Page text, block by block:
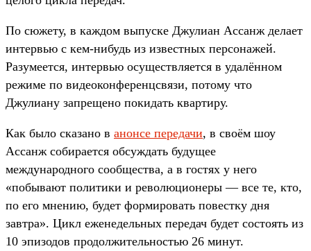
По сюжету, в каждом выпуске Джулиан Ассанж делает
интервью с кем-нибудь из известных персонажей.
Разумеется, интервью осуществляется в удалённом
режиме по видеоконференцсвязи, потому что
Джулиану запрещено покидать квартиру.
Как было сказано в анонсе передачи, в своём шоу
Ассанж собирается обсуждать будущее
международного сообщества, а в гостях у него
«побывают политики и революционеры — все те, кто,
по его мнению, будет формировать повестку дня
завтра». Цикл еженедельных передач будет состоять из
10 эпизодов продолжительностью 26 минут.